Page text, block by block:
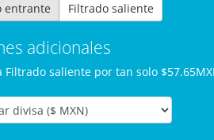
entrante Filtrado saliente
adicionales
Filtrado saliente portan solo